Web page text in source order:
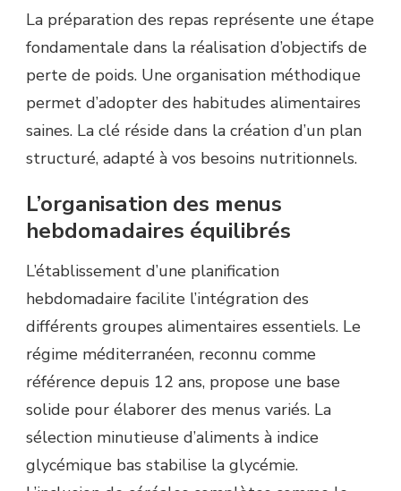
La préparation des repas représente une étape
fondamentale dans la réalisation d’objectifs de
perte de poids. Une organisation méthodique
permet d’adopter des habitudes alimentaires
saines. La clé réside dans la création d’un plan
structuré, adapté à vos besoins nutritionnels.
L’organisation des menus
hebdomadaires équilibrés
L’établissement d’une planification
hebdomadaire facilite l’intégration des
différents groupes alimentaires essentiels. Le
régime méditerranéen, reconnu comme
référence depuis 12 ans, propose une base
solide pour élaborer des menus variés. La
sélection minutieuse d’aliments à indice
glycémique bas stabilise la glycémie.